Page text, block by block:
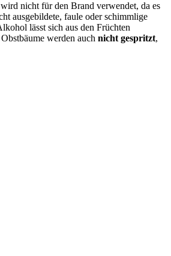
nicht für den Brand verwendet, da es
ausgebildete, faule oder schimmlige
lässt sich aus den Früchten
werden auch nicht gespritzt,